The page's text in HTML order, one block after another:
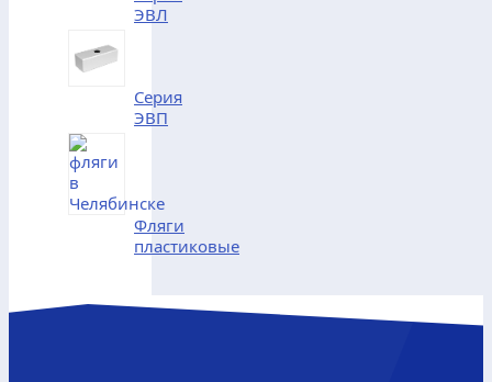
ЭВЛ
Серия
ЭВП
Фляги
пластиковые